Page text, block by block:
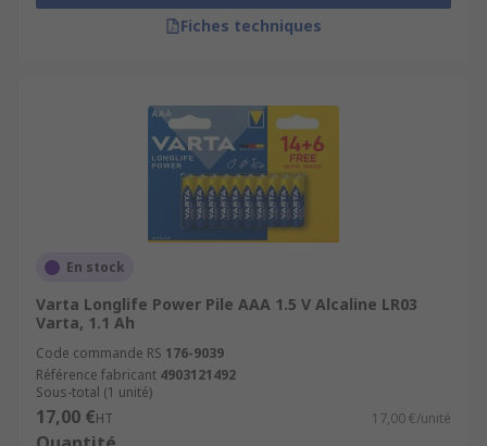
Fiches techniques
En stock
Varta Longlife Power Pile AAA 1.5 V Alcaline LR03
Varta, 1.1 Ah
Code commande RS 176-9039
Référence fabricant 4903121492
Sous-total (1 unité)
17,00 €HT 17,00 €/unité